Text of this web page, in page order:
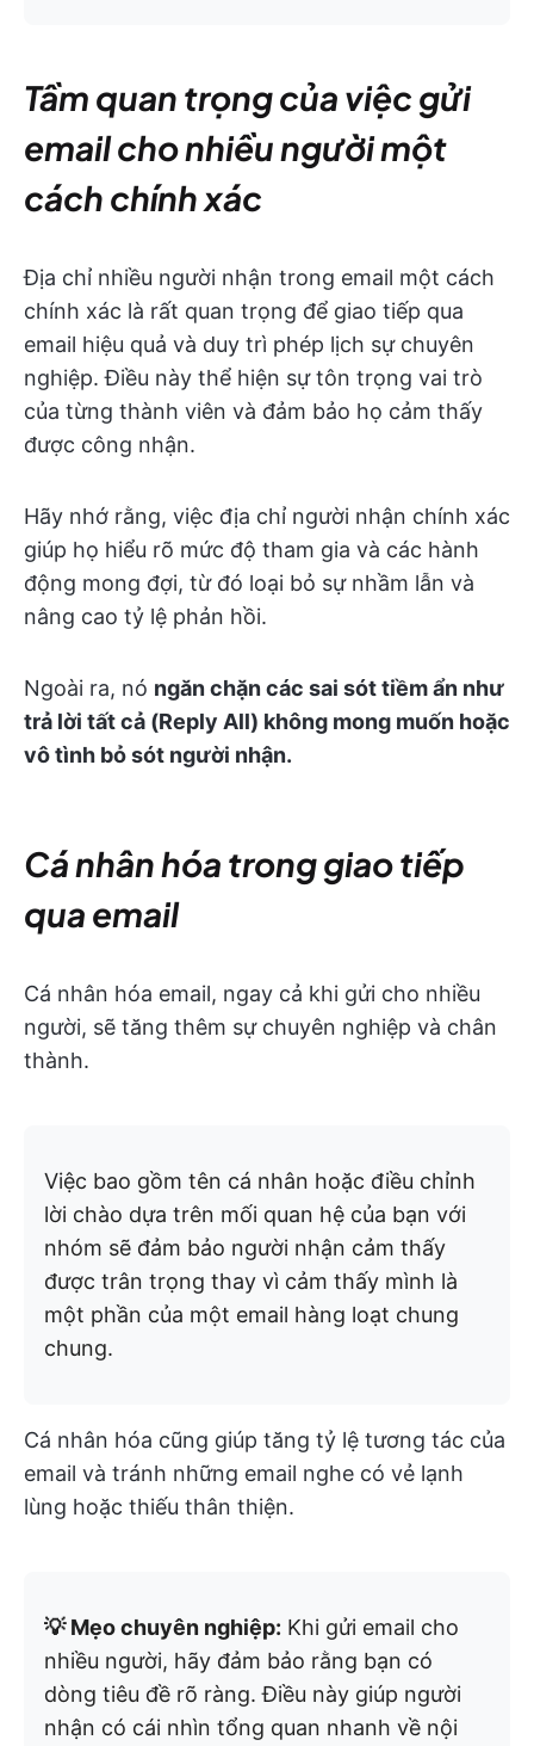
Tầm quan trọng của việc gửi
email cho nhiều người một
cách chính xác
Địa chỉ nhiều người nhận trong email một cách
chính xác là rất quan trọng để giao tiếp qua
email hiệu quả và duy trì phép lịch sự chuyên
nghiệp. Điều này thể hiện sự tôn trọng vai trò
của từng thành viên và đảm bảo họ cảm thấy
được công nhận.
Hãy nhớ rằng, việc địa chỉ người nhận chính xác
giúp họ hiểu rõ mức độ tham gia và các hành
động mong đợi, từ đó loại bỏ sự nhầm lẫn và
nâng cao tỷ lệ phản hồi.
Ngoài ra, nó ngăn chặn các sai sót tiềm ẩn như
trả lời tất cả (Reply All) không mong muốn hoặc
vô tình bỏ sót người nhận.
Cá nhân hóa trong giao tiếp
qua email
Cá nhân hóa email, ngay cả khi gửi cho nhiều
người, sẽ tăng thêm sự chuyên nghiệp và chân
thành.
Việc bao gồm tên cá nhân hoặc điều chỉnh
lời chào dựa trên mối quan hệ của bạn với
nhóm sẽ đảm bảo người nhận cảm thấy
được trân trọng thay vì cảm thấy mình là
một phần của một email hàng loạt chung
chung.
Cá nhân hóa cũng giúp tăng tỷ lệ tương tác của
email và tránh những email nghe có vẻ lạnh
lùng hoặc thiếu thân thiện.
💡 Mẹo chuyên nghiệp: Khi gửi email cho
nhiều người, hãy đảm bảo rằng bạn có
dòng tiêu đề rõ ràng. Điều này giúp người
nhận có cái nhìn tổng quan nhanh về nội